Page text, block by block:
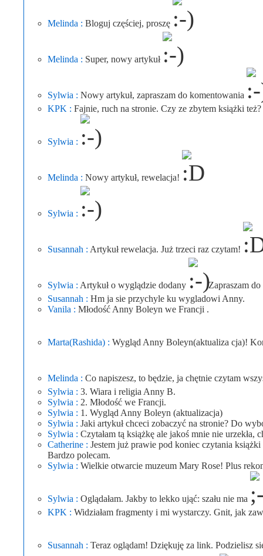
Melinda : Bloguj częściej, proszę
Melinda : Super, nowy artykuł
Sylwia : Nowy artykuł, zapraszam do komentowania
KPK : Fajnie, ruch na stronie. Czy ze zbytem książki też?
Sylwia :
Melinda : Nowy artykuł, rewelacja!
Sylwia :
Susannah : Artykuł rewelacja. Już trzeci raz czytam!
Sylwia : Artykuł o wyglądzie dodany
Zapraszam
Susannah : Hm ja sie przychyle ku wygladowi Anny.
Vanila : Młodość Anny Boleyn we Francji .
Marta(Rashida) : Wygląd Anny Boleyn(aktualiza cja)!
Melinda : Co napiszesz, to będzie, ja chętnie czytam
Sylwia : 3. Wiara i religia Anny B.
Sylwia : 2. Młodość we Francji.
Sylwia : 1. Wygląd Anny Boleyn (aktualizacja)
Sylwia : Jaki artykuł chceci zobaczyć na stronie? Do
Sylwia : Czytałam tą książkę ale jakoś mnie nie
Catherine : Jestem już prawie pod koniec czytania
Bardzo polecam.
Sylwia : Wielkie otwarcie muzeum Mary Rose! Plus
Sylwia : Oglądałam. Jakby to lekko ująć: szału nie ma
KPK : Widziałam fragmenty i mi wystarczy. Gnit, jak
Susannah : Teraz oglądam! Dziękuję za link. Podzielisz